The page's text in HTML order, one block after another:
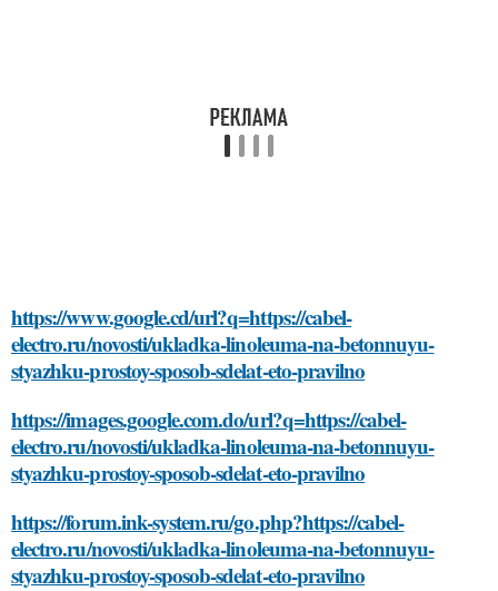
https://www.google.cd/url?q=https://cabel-
electro.ru/novosti/ukladka-linoleuma-na-betonnuyu-
styazhku-prostoy-sposob-sdelat-eto-pravilno
https://images.google.com.do/url?q=https://cabel-
electro.ru/novosti/ukladka-linoleuma-na-betonnuyu-
styazhku-prostoy-sposob-sdelat-eto-pravilno
https://forum.ink-system.ru/go.php?https://cabel-
electro.ru/novosti/ukladka-linoleuma-na-betonnuyu-
styazhku-prostoy-sposob-sdelat-eto-pravilno